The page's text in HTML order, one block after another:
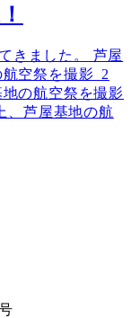
きました。 芦屋
空祭を撮影_2
の航空祭を撮影
、芦屋基地の航